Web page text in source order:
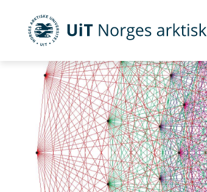
Gå til hovedinnhold
UiT Norges arktiske universitet